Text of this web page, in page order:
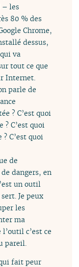
– les
80 % des
Chrome,
dessus,
va
tout ce que
Internet.
parle de
? C’est quoi
C’est quoi
C’est quoi
de
dangers, en
un outil
Je peux
les
ma
c’est ce
pareil.
fait peur